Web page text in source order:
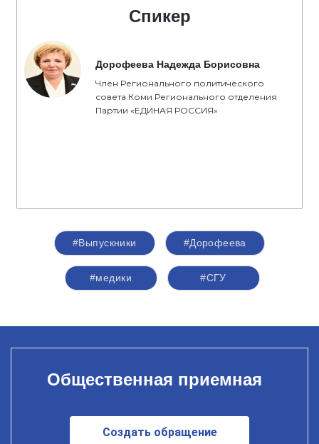
Спикер
Дорофеева Надежда Борисовна
Член Регионального политического
совета Коми Регионального отделения
Партии «ЕДИНАЯ РОССИЯ»
#Выпускники #Дорофеева
#медики #СГУ
Общественная приемная
Создать обращение